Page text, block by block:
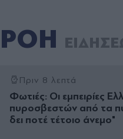
ΡΟΗ
Πριν 8 λεπτά
Φωτιές: Οι εμπειρίες
πυροσβεστών από τα
δει ποτέ τέτοιο άνεμο"